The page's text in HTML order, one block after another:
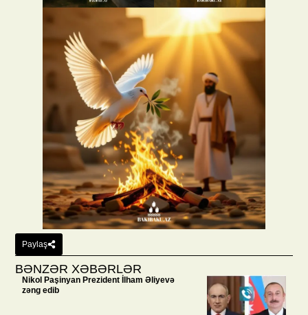
Paylaş
BƏNZƏR XƏBƏRLƏR
Nikol Paşinyan Prezident İlham Əliyevə
zəng edib